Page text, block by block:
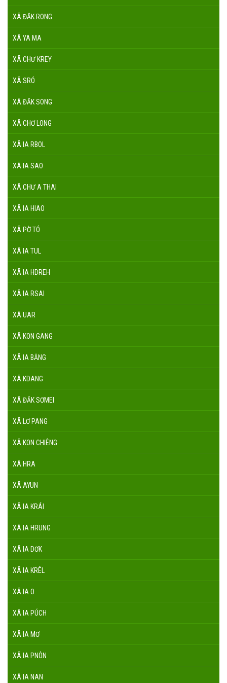
XÃ ĐĂK RONG
XÃ YA MA
XÃ CHƯ KREY
XÃ SRÓ
XÃ ĐĂK SONG
XÃ CHƠ LONG
XÃ IA RBOL
XÃ IA SAO
XÃ CHƯ A THAI
XÃ IA HIAO
XÃ PỜ TÓ
XÃ IA TUL
XÃ IA HDREH
XÃ IA RSAI
XÃ UAR
XÃ KON GANG
XÃ IA BĂNG
XÃ KDANG
XÃ ĐĂK SƠMEI
XÃ LƠ PANG
XÃ KON CHIÊNG
XÃ HRA
XÃ AYUN
XÃ IA KRÁI
XÃ IA HRUNG
XÃ IA DƠK
XÃ IA KRÊL
XÃ IA O
XÃ IA PÚCH
XÃ IA MƠ
XÃ IA PNÔN
XÃ IA NAN